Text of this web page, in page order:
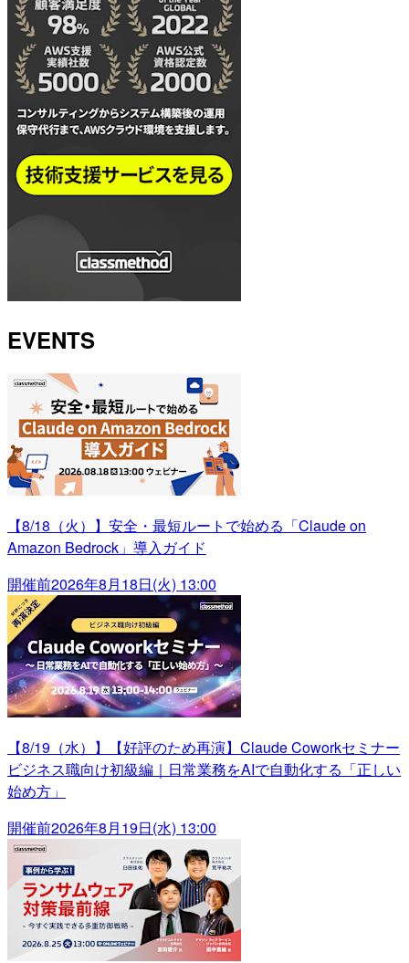
EVENTS
【8/18（火）】安全・最短ルートで始める「Claude on
Amazon Bedrock」導入ガイド
開催前2026年8月18日(火) 13:00
【8/19（水）】【好評のため再演】Claude Coworkセミナー
ビジネス職向け初級編｜日常業務をAIで自動化する「正しい
始め方」
開催前2026年8月19日(水) 13:00